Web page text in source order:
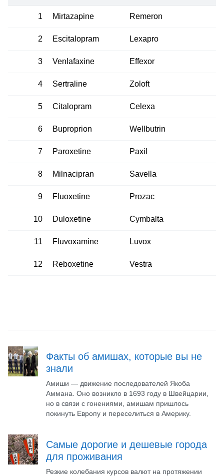
1 Mirtazapine Remeron
2 Escitalopram Lexapro
3 Venlafaxine Effexor
4 Sertraline Zoloft
5 Citalopram Celexa
6 Buproprion Wellbutrin
7 Рaroxetine Paxil
8 Milnacipran Savella
9 Fluoxetine Prozac
10 Duloxetine Cymbalta
11 Fluvoxamine Luvox
12 Reboxetine Vestra
Факты об амишах, которые вы не
знали
Амиши — движение последователей Якоба
Аммана. Оно возникло в 1693 году в Швейцарии,
но в связи с гонениями, амишам пришлось
покинуть Европу и переселиться в Америку.
Самые дорогие и дешевые города
для проживания
Резкие колебания курсов валют на протяжении